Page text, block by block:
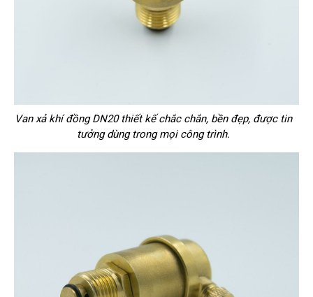
Van xả khí đồng DN20 thiết kế chắc chắn, bền đẹp, được tin
tưởng dùng trong mọi công trình.